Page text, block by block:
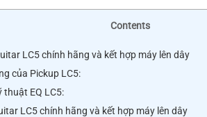
Contents
LC5 chính hãng và kết hợp máy lên dây
của Pickup LC5:
thuật EQ LC5:
LC5 chính hãng và kết hợp máy lên dây